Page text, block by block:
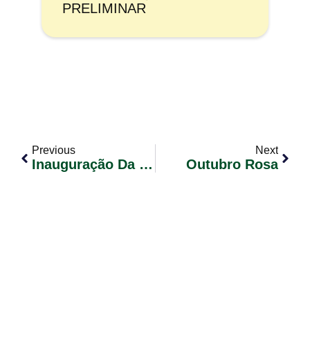
PRELIMINAR
Previous
Inauguração Da Nova Sede Da Secretaria Da Juventude E Reinauguração Da Biblioteca Municipal
Next
Outubro Rosa